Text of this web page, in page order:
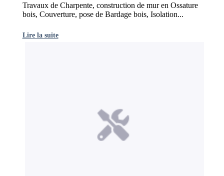
Travaux de Charpente, construction de mur en Ossature
bois, Couverture, pose de Bardage bois, Isolation...
Lire la suite